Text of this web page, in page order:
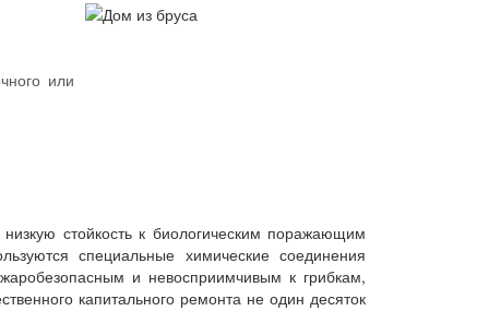
или
стойкость к биологическим поражающим
специальные химические соединения
и невосприимчивым к грибкам,
капитального ремонта не один десяток